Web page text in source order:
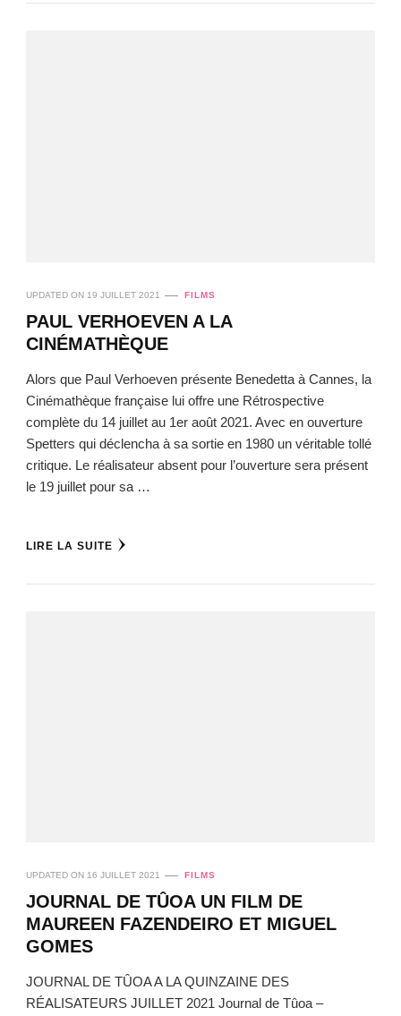
UPDATED ON 19 JUILLET 2021 FILMS
PAUL VERHOEVEN A LA
CINÉMATHÈQUE
Alors que Paul Verhoeven présente Benedetta à Cannes, la
Cinémathèque française lui offre une Rétrospective
complète du 14 juillet au 1er août 2021. Avec en ouverture
Spetters qui déclencha à sa sortie en 1980 un véritable tollé
critique. Le réalisateur absent pour l’ouverture sera présent
le 19 juillet pour sa …
LIRE LA SUITE
UPDATED ON 16 JUILLET 2021 FILMS
JOURNAL DE TÛOA UN FILM DE
MAUREEN FAZENDEIRO ET MIGUEL
GOMES
JOURNAL DE TÛOA A LA QUINZAINE DES
RÉALISATEURS JUILLET 2021 Journal de Tûoa –